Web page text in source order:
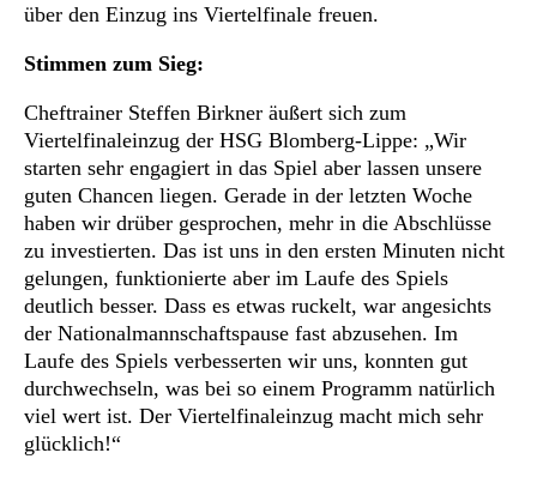
über den Einzug ins Viertelfinale freuen.
Stimmen zum Sieg:
Cheftrainer Steffen Birkner äußert sich zum
Viertelfinaleinzug der HSG Blomberg-Lippe: „Wir
starten sehr engagiert in das Spiel aber lassen unsere
guten Chancen liegen. Gerade in der letzten Woche
haben wir drüber gesprochen, mehr in die Abschlüsse
zu investierten. Das ist uns in den ersten Minuten nicht
gelungen, funktionierte aber im Laufe des Spiels
deutlich besser. Dass es etwas ruckelt, war angesichts
der Nationalmannschaftspause fast abzusehen. Im
Laufe des Spiels verbesserten wir uns, konnten gut
durchwechseln, was bei so einem Programm natürlich
viel wert ist. Der Viertelfinaleinzug macht mich sehr
glücklich!“